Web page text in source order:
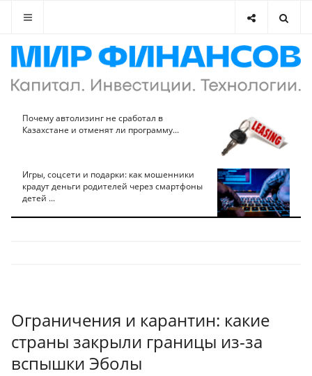
Почему автолизинг не сработал в
Казахстане и отменят ли программу...
Игры, соцсети и подарки: как мошенники
крадут деньги родителей через смартфоны
детей ...
Ограничения и карантин: какие
страны закрыли границы из-за
вспышки Эболы